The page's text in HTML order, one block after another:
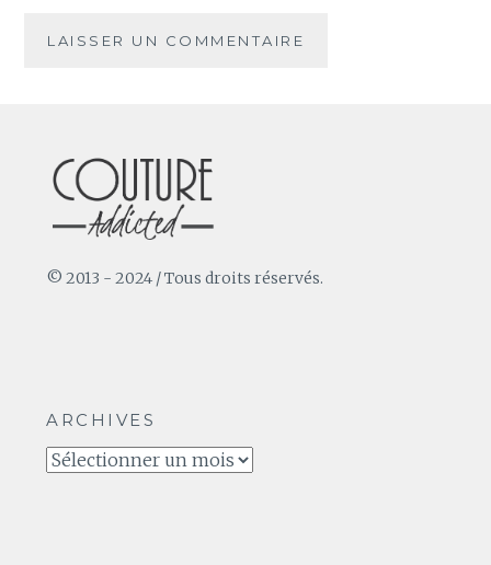
© 2013 - 2024 / Tous droits réservés.
ARCHIVES
Archives